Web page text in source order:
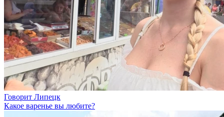
Говорит Липецк
Какое варенье вы любите?